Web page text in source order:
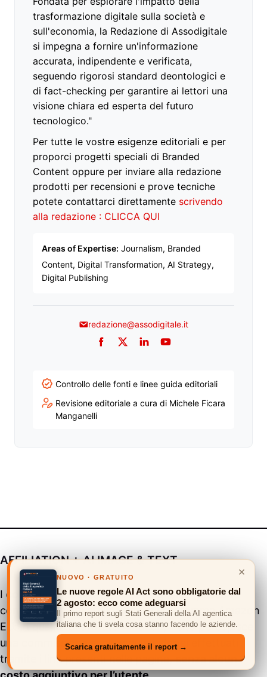
trasformazione digitale sulla società e
sull'economia, la Redazione di Assodigitale
si impegna a fornire un'informazione
accurata, indipendente e verificata,
seguendo rigorosi standard deontologici e
di fact-checking per garantire ai lettori una
visione chiara ed esperta del futuro
tecnologico."
Per tutte le vostre esigenze editoriali e per
proporci progetti speciali di Branded
Content oppure per inviare alla redazione
prodotti per recensioni e prove tecniche
potete contattarci direttamente scrivendo
alla redazione : CLICCA QUI
Areas of Expertise: Journalism, Branded
Content, Digital Transformation, AI Strategy,
Digital Publishing
redazione@assodigitale.it
Facebook
TwitterLinkedInYouTube
Controllo delle fonti e linee guida editoriali
Revisione editoriale a cura di Michele Ficara
Manganelli
AFFILIATION + AI IMAGE & TEXT
I contenuti pubblicati suAssodigitale.itpossono
contenere link di affiliazione al Programma Amazon
EU. In qualità di affiliato Amazon, il sito percepisce
una commissione sugli acquisti idonei effettuati
tramite i link presenti nelle pagine,senza alcun
×
NUOVO · GRATUITO
Le nuove regole AI Act sono obbligatorie dal
2 agosto: ecco come adeguarsi
Il primo report sugli Stati Generali della AI agentica
italiana che ti svela cosa stanno facendo le aziende.
Scarica gratuitamente il report →